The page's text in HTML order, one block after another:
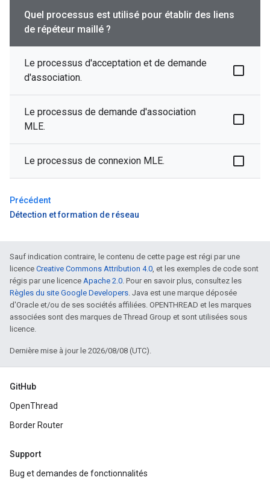
Quel processus est utilisé pour établir des liens
de répéteur maillé ?
Le processus d'acceptation et de demande
d'association.
Le processus de demande d'association
MLE.
Le processus de connexion MLE.
Précédent
Détection et formation de réseau
Sauf indication contraire, le contenu de cette page est régi par une
licence Creative Commons Attribution 4.0, et les exemples de code sont
régis par une licence Apache 2.0. Pour en savoir plus, consultez les
Règles du site Google Developers. Java est une marque déposée
d'Oracle et/ou de ses sociétés affiliées. OPENTHREAD et les marques
associées sont des marques de Thread Group et sont utilisées sous
licence.
Dernière mise à jour le 2026/08/08 (UTC).
GitHub
OpenThread
Border Router
Support
Bug et demandes de fonctionnalités